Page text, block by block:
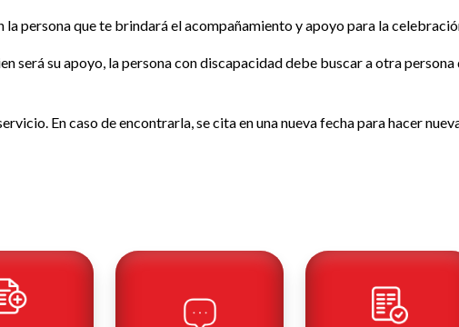
persona que te brindará el acompañamiento y apoyo para la
será su apoyo, la persona con discapacidad debe buscar a otra
En caso de encontrarla, se cita en una nueva fecha para hacer